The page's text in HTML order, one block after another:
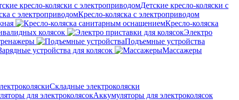
Детские кресло-коляски с
Кресло-коляска с электроприводом
Кресло-коляска
колясок
Электро
Подъемные устройства
устройства для колясок
Массажеры
Складные электроколяски
Аккумуляторы для электроколясок